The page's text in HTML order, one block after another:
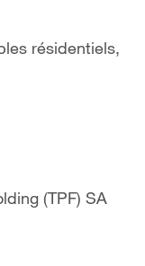
résidentiels,
(TPF) SA